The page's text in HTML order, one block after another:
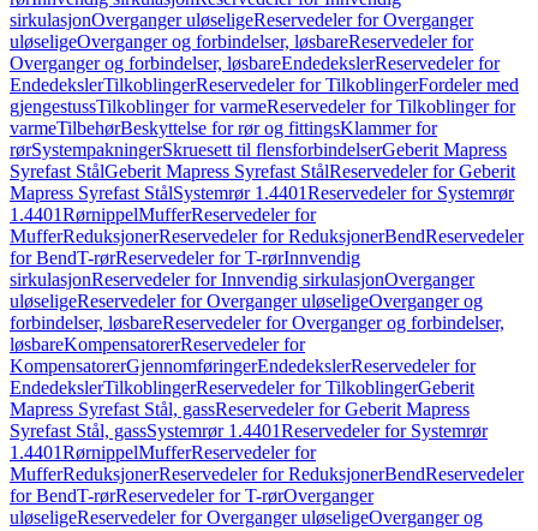
sirkulasjonOverganger uløseligeReservedeler for Overganger
uløseligeOverganger og forbindelser, løsbareReservedeler for
Overganger og forbindelser, løsbareEndedekslerReservedeler for
EndedekslerTilkoblingerReservedeler for TilkoblingerFordeler med
gjengestussTilkoblinger for varmeReservedeler for Tilkoblinger for
varmeTilbehørBeskyttelse for rør og fittingsKlammer for
rørSystempakningerSkruesett til flensforbindelserGeberit Mapress
Syrefast StålGeberit Mapress Syrefast StålReservedeler for Geberit
Mapress Syrefast StålSystemrør 1.4401Reservedeler for Systemrør
1.4401RørnippelMufferReservedeler for
MufferReduksjonerReservedeler for ReduksjonerBendReservedeler
for BendT-rørReservedeler for T-rørInnvendig
sirkulasjonReservedeler for Innvendig sirkulasjonOverganger
uløseligeReservedeler for Overganger uløseligeOverganger og
forbindelser, løsbareReservedeler for Overganger og forbindelser,
løsbareKompensatorerReservedeler for
KompensatorerGjennomføringerEndedekslerReservedeler for
EndedekslerTilkoblingerReservedeler for TilkoblingerGeberit
Mapress Syrefast Stål, gassReservedeler for Geberit Mapress
Syrefast Stål, gassSystemrør 1.4401Reservedeler for Systemrør
1.4401RørnippelMufferReservedeler for
MufferReduksjonerReservedeler for ReduksjonerBendReservedeler
for BendT-rørReservedeler for T-rørOverganger
uløseligeReservedeler for Overganger uløseligeOverganger og